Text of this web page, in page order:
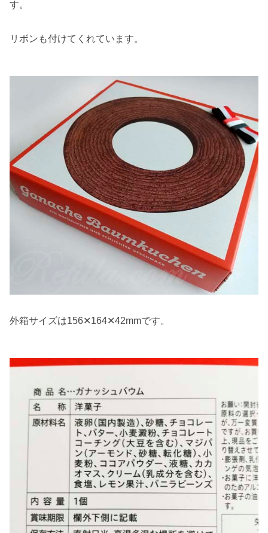
す。
リボンも付けてくれています。
外箱サイズは156✕164✕42mmです。